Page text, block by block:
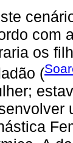
com
os
(